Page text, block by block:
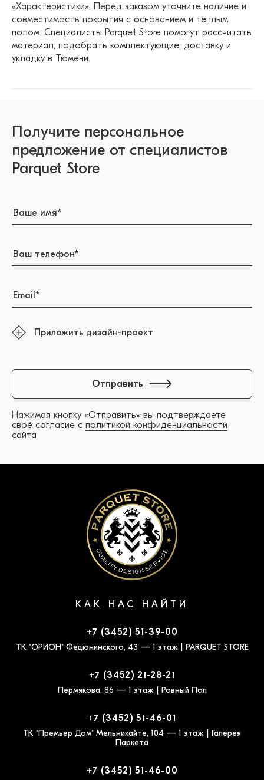
«Характеристики». Перед заказом уточните наличие и
совместимость покрытия с основанием и тёплым
полом. Специалисты Parquet Store помогут рассчитать
материал, подобрать комплектующие, доставку и
укладку в Тюмени.
Получите персональное
предложение от специалистов
Parquet Store
Приложить дизайн-проект
Нажимая кнопку «Отправить» вы подтверждаете
своё согласие с политикой конфиденциальности
сайта
Отправить
КАК НАС НАЙТИ
+7 (3452) 51-39-00
ТК "ОРИОН" Федюнинского, 43 — 1 этаж | PARQUET STORE
+7 (3452) 21-28-21
Пермякова, 86 — 1 этаж | Ровный Пол
+7 (3452) 51-46-01
ТК "Премьер Дом" Мельникайте, 104 — 1 этаж | Галерея
Паркета
+7 (3452) 51-46-00